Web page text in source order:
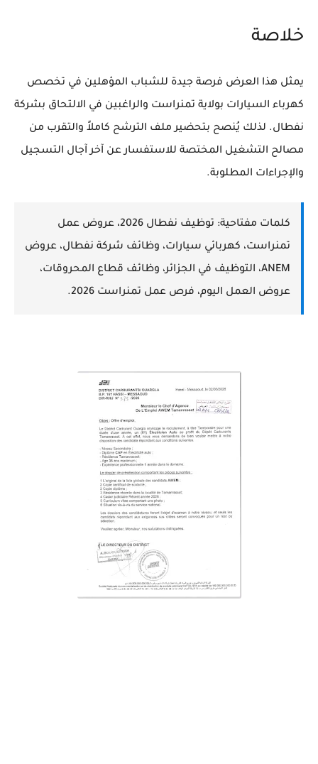
خلاصة
يمثل هذا العرض فرصة جيدة للشباب المؤهلين في تخصص
كهرباء السيارات بولاية تمنراست والراغبين في الالتحاق بشركة
نفطال. لذلك يُنصح بتحضير ملف الترشح كاملاً والتقرب من
مصالح التشغيل المختصة للاستفسار عن آخر آجال التسجيل
والإجراءات المطلوبة.
كلمات مفتاحية:
توظيف نفطال 2026، عروض عمل
تمنراست، كهربائي سيارات، وظائف شركة نفطال، عروض
ANEM، التوظيف في الجزائر، وظائف قطاع المحروقات،
عروض العمل اليوم، فرص عمل تمنراست 2026.